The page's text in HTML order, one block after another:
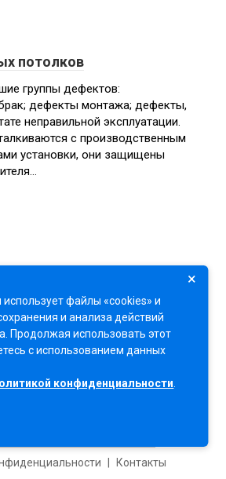
потолков
группы дефектов:
дефекты монтажа; дефекты,
неправильной эксплуатации.
с производственным
установки, они защищены
потолки и освещение
Контакты
×
файлы «cookies» и
и анализа действий
Продолжая использовать этот
с использованием данных
конфиденциальности